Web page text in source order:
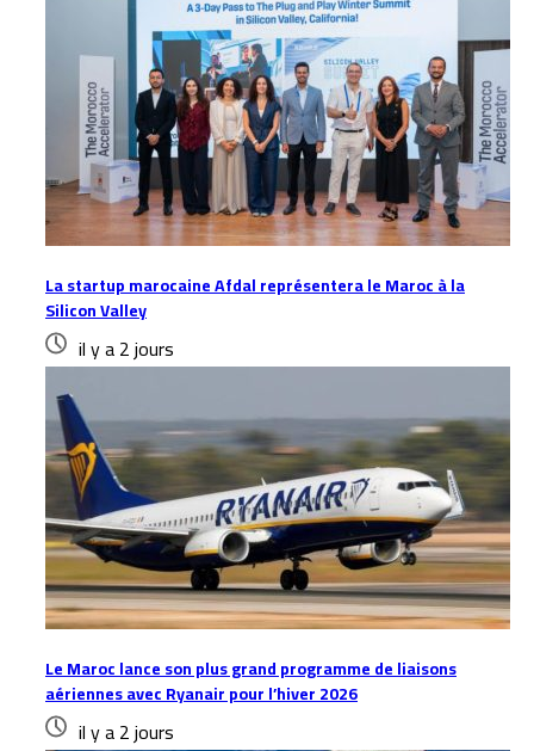
La startup marocaine Afdal représentera le Maroc à la
Silicon Valley
il y a 2 jours
Le Maroc lance son plus grand programme de liaisons
aériennes avec Ryanair pour l’hiver 2026
il y a 2 jours